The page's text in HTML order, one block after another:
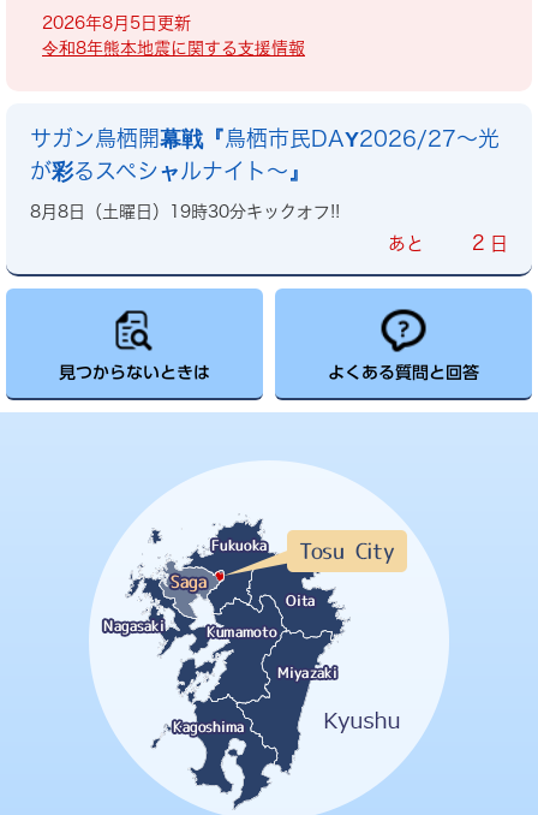
2026年8月5日更新
令和8年熊本地震に関する支援情報
サガン鳥栖開幕戦『鳥栖市民DAY2026/27～光
が彩るスペシャルナイト～』
8月8日（土曜日）19時30分キックオフ!!
あと 2 日
見つからないときは よくある質問と回答